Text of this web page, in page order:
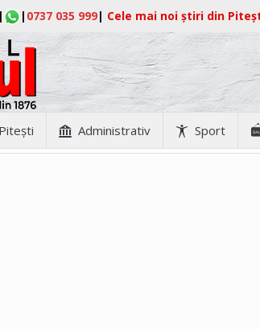
| | 0737 035 999| Cele mai noi știri din
Administrativ Sport